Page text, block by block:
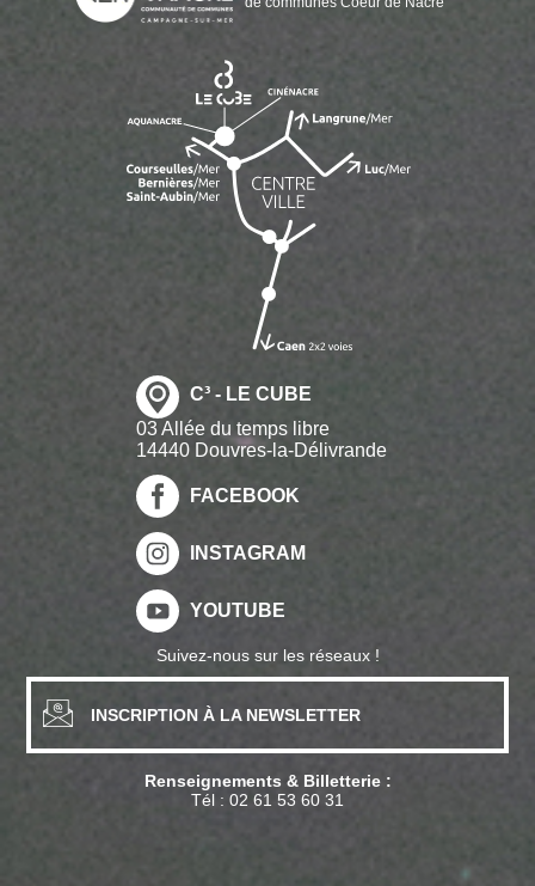
C³ - LE CUBE
03 Allée du temps libre
14440 Douvres-la-Délivrande
FACEBOOK
INSTAGRAM
YOUTUBE
Suivez-nous sur les réseaux !
INSCRIPTION À LA NEWSLETTER
Renseignements & Billetterie :
Tél : 02 61 53 60 31